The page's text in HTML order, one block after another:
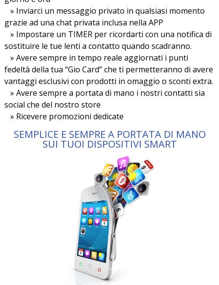
» Inviarci un messaggio privato in qualsiasi momento
grazie ad una chat privata inclusa nella APP
» Impostare un TIMER per ricordarti con una notifica di
sostituire le tue lenti a contatto quando scadranno.
» Avere sempre in tempo reale aggiornati i punti
fedeltà della tua “Gio Card” che ti permetteranno di avere
vantaggi esclusivi con prodotti in omaggio o sconti extra.
» Avere sempre a portata di mano i nostri contatti sia
social che del nostro store
» Ricevere promozioni dedicate
SEMPLICE E SEMPRE A PORTATA DI MANO
SUI TUOI DISPOSITIVI SMART